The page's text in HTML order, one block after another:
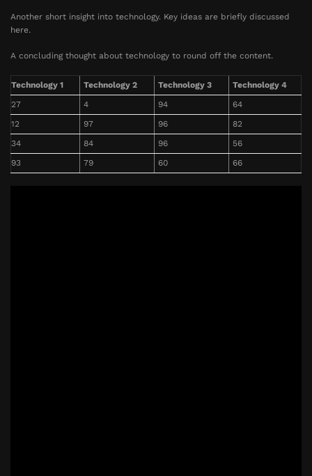
Another short insight into technology. Key ideas are briefly discussed
here.
A concluding thought about technology to round off the content.
Technology 1 Technology 2 Technology 3
Technology 4
27
4 94
64
12
97 96
82
34
84 96
56
93
79 60 66